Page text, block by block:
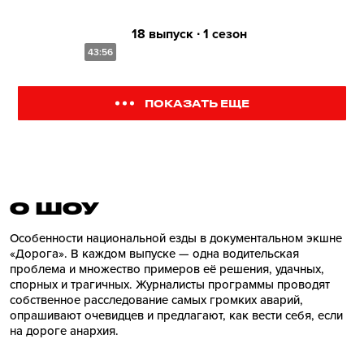
43:56
18 выпуск ∙ 1 сезон
ПОКАЗАТЬ ЕЩЕ
О ШОУ
Особенности национальной езды в документальном экшне
«Дорога». В каждом выпуске — одна водительская
проблема и множество примеров её решения, удачных,
спорных и трагичных. Журналисты программы проводят
собственное расследование самых громких аварий,
опрашивают очевидцев и предлагают, как вести себя, если
на дороге анархия.